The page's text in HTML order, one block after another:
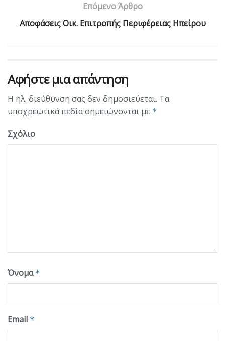
Επόμενο Άρθρο
Aποφάσεις Οικ. Επιτροπής Περιφέρειας Ηπείρου
Αφήστε μια απάντηση
Η ηλ. διεύθυνση σας δεν δημοσιεύεται. Τα
υποχρεωτικά πεδία σημειώνονται με *
Σχόλιο
Όνομα *
Email *